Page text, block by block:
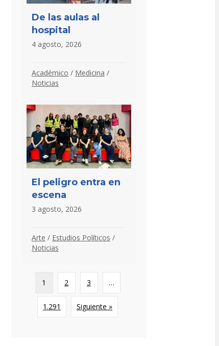
De las aulas al
hospital
4 agosto, 2026
Académico / Medicina /
Noticias
El peligro entra en
escena
3 agosto, 2026
Arte / Estudios Políticos /
Noticias
1 2 3 …
1.291 Siguiente »